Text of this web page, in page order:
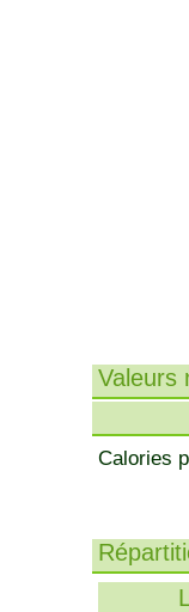
Valeurs
Calories